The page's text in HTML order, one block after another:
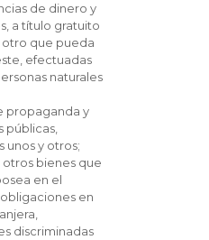
de dinero y
a título gratuito
otro que pueda
efectuadas
naturales
propaganda y
públicas,
unos y otros;
otros bienes que
en el
en
discriminadas